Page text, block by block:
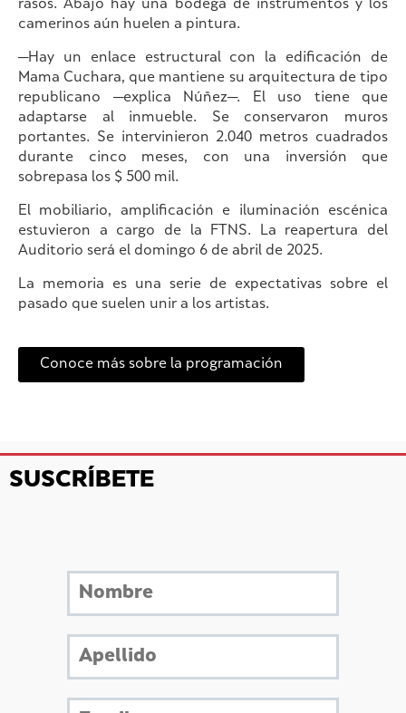
rasos. Abajo hay una bodega de instrumentos y los
camerinos aún huelen a pintura.
—Hay un enlace estructural con la edificación de
Mama Cuchara, que mantiene su arquitectura de tipo
republicano —explica Núñez—. El uso tiene que
adaptarse al inmueble. Se conservaron muros
portantes. Se intervinieron 2.040 metros cuadrados
durante cinco meses, con una inversión que
sobrepasa los $ 500 mil.
El mobiliario, amplificación e iluminación escénica
estuvieron a cargo de la FTNS. La reapertura del
Auditorio será el domingo 6 de abril de 2025.
La memoria es una serie de expectativas sobre el
pasado que suelen unir a los artistas.
Conoce más sobre la programación
SUSCRÍBETE